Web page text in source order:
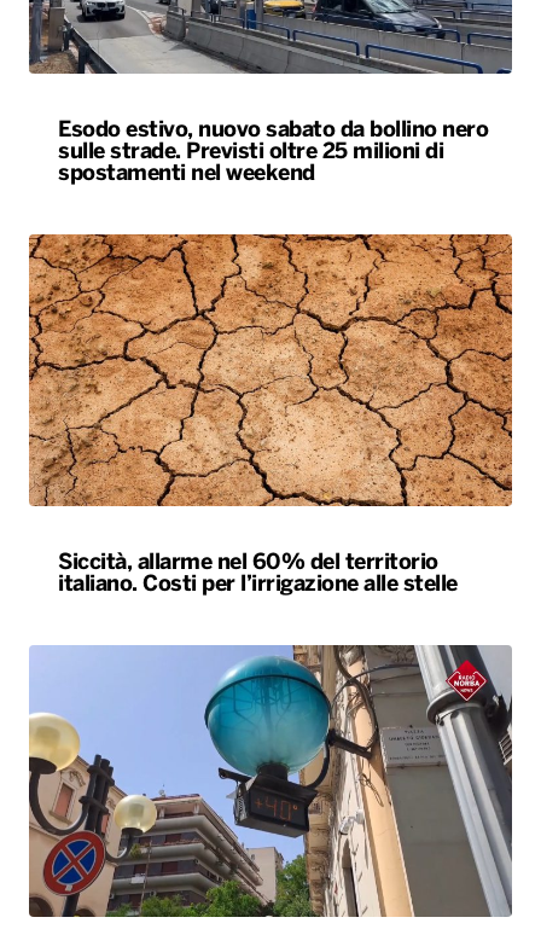
Esodo estivo, nuovo sabato da bollino nero
sulle strade. Previsti oltre 25 milioni di
spostamenti nel weekend
Siccità, allarme nel 60% del territorio
italiano. Costi per l’irrigazione alle stelle